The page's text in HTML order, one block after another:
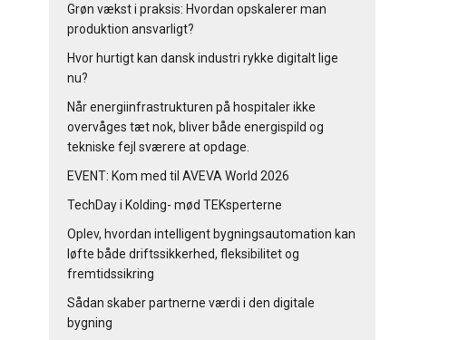
Grøn vækst i praksis: Hvordan opskalerer man
produktion ansvarligt?
Hvor hurtigt kan dansk industri rykke digitalt lige
nu?
Når energiinfrastrukturen på hospitaler ikke
overvåges tæt nok, bliver både energispild og
tekniske fejl sværere at opdage.
EVENT: Kom med til AVEVA World 2026
TechDay i Kolding- mød TEKsperterne
Oplev, hvordan intelligent bygningsautomation kan
løfte både driftssikkerhed, fleksibilitet og
fremtidssikring
Sådan skaber partnerne værdi i den digitale
bygning